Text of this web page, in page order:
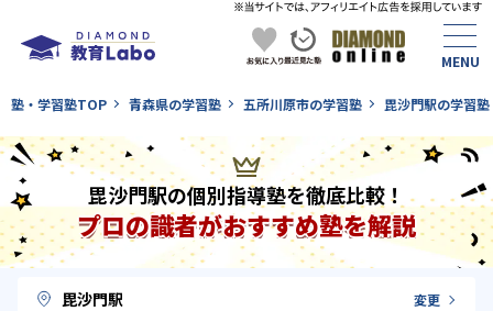
塾・学習塾TOP 青森県の学習塾 五所川原市の学習塾 毘沙門駅の学習塾
毘沙門駅の個別指導塾を徹底比較！
プロの識者がおすすめ塾を解説
毘沙門駅 変更